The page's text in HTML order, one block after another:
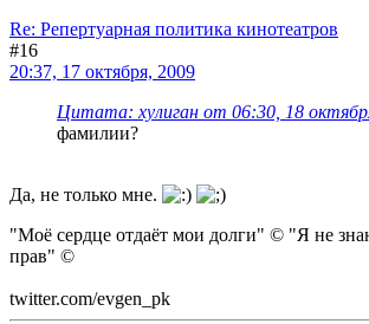
Re: Репертуарная политика кинотеатров
#16
20:37, 17 октября, 2009
Цитата: хулиган от 06:30, 18
фамилии?
Да, не только мне.
"Моё сердце отдаёт мои долги" © "Я не
прав" ©
twitter.com/evgen_pk